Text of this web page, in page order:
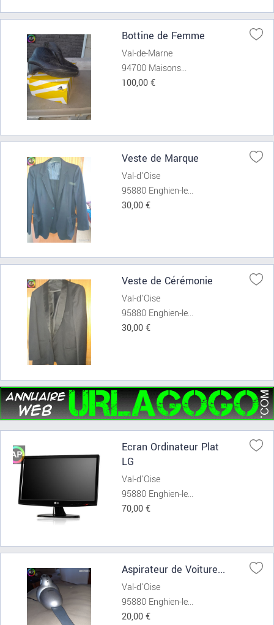
Bottine de Femme
Val-de-Marne
94700 Maisons...
100,00 €
Veste de Marque
Val-d'Oise
95880 Enghien-le...
30,00 €
Veste de Cérémonie
Val-d'Oise
95880 Enghien-le...
30,00 €
Ecran Ordinateur Plat
LG
Val-d'Oise
95880 Enghien-le...
70,00 €
Aspirateur de Voiture...
Val-d'Oise
95880 Enghien-le...
20,00 €